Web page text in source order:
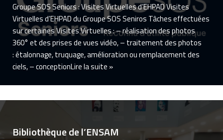
Groupe SOS Seniors : Visites Virtuelles d’EHPAD Visites
Virtuelles d’EHPAD du Groupe SOS Seniros Tâches effectuées
sur certaines Visites Virtuelles : – réalisation des photos
360° et des prises de vues vidéo, – traitement des photos
: étalonnage, truquage, amélioration ou remplacement des
ciels, – conceptionLire la suite »
Bibliothèque de l’ENSAM